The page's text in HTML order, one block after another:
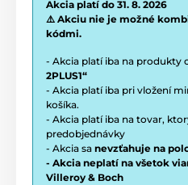
Akcia platí do 31. 8. 2026
⚠️ Akciu nie je možné
kódmi.
- Akcia platí iba na produkty
2PLUS1“
- Akcia platí iba pri vložení
košíka.
- Akcia platí iba na tovar,
predobjednávky
- Akcia sa nevzťahuje na
- Akcia neplatí na všetok
Villeroy & Boch